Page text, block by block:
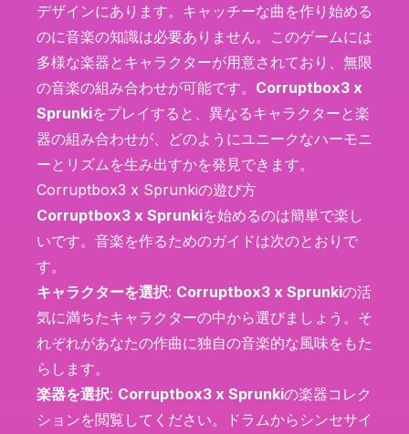
デザインにあります。キャッチーな曲を作り始める
のに音楽の知識は必要ありません。このゲームには
多様な楽器とキャラクターが用意されており、無限
の音楽の組み合わせが可能です。 Corruptbox3 x
Sprunkiをプレイすると、異なるキャラクターと楽
器の組み合わせが、どのようにユニークなハーモニ
ーとリズムを生み出すかを発見できます。
Corruptbox3 x Sprunkiの遊び方
Corruptbox3 x Sprunkiを始めるのは簡単で楽し
いです。音楽を作るためのガイドは次のとおりで
す。
キャラクターを選択: Corruptbox3 x Sprunkiの活
気に満ちたキャラクターの中から選びましょう。そ
れぞれがあなたの作曲に独自の音楽的な風味をもた
らします。
楽器を選択: Corruptbox3 x Sprunkiの楽器コレク
ションを閲覧してください。ドラムからシンセサイ